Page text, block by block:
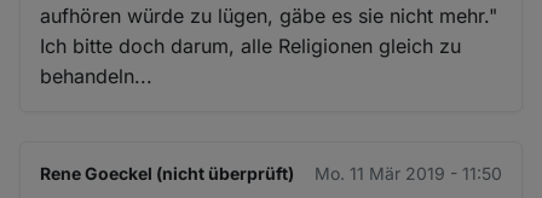
aufhören würde zu lügen, gäbe es sie nicht mehr."
Ich bitte doch darum, alle Religionen gleich zu
behandeln...
Rene Goeckel (nicht überprüft) Mo. 11 Mär 2019 - 11:50